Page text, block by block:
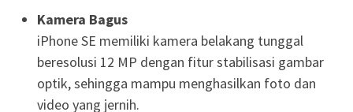
Kamera Bagus
iPhone SE memiliki kamera belakang tunggal
beresolusi 12 MP dengan fitur stabilisasi gambar
optik, sehingga mampu menghasilkan foto dan
video yang jernih.